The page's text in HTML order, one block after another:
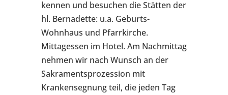
kennen und besuchen die Stätten der
hl. Bernadette: u.a. Geburts-
Wohnhaus und Pfarrkirche.
Mittagessen im Hotel. Am Nachmittag
nehmen wir nach Wunsch an der
Sakramentsprozession mit
Krankensegnung teil, die jeden Tag